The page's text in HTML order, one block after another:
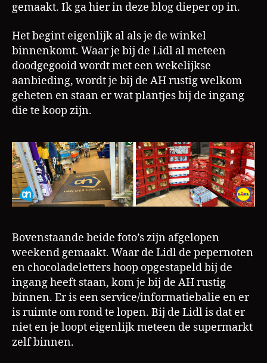
gemaakt. Ik ga hier in deze blog dieper op in.
Het begint eigenlijk al als je de winkel
binnenkomt. Waar je bij de Lidl al meteen
doodgegooid wordt met een wekelijkse
aanbieding, wordt je bij de AH rustig welkom
geheten en staan er wat plantjes bij de ingang
die te koop zijn.
Bovenstaande beide foto’s zijn afgelopen
weekend gemaakt. Waar de Lidl de pepernoten
en chocoladeletters hoop opgestapeld bij de
ingang heeft staan, kom je bij de AH rustig
binnen. Er is een service/informatiebalie en er
is ruimte om rond te lopen. Bij de Lidl is dat er
niet en je loopt eigenlijk meteen de supermarkt
zelf binnen.